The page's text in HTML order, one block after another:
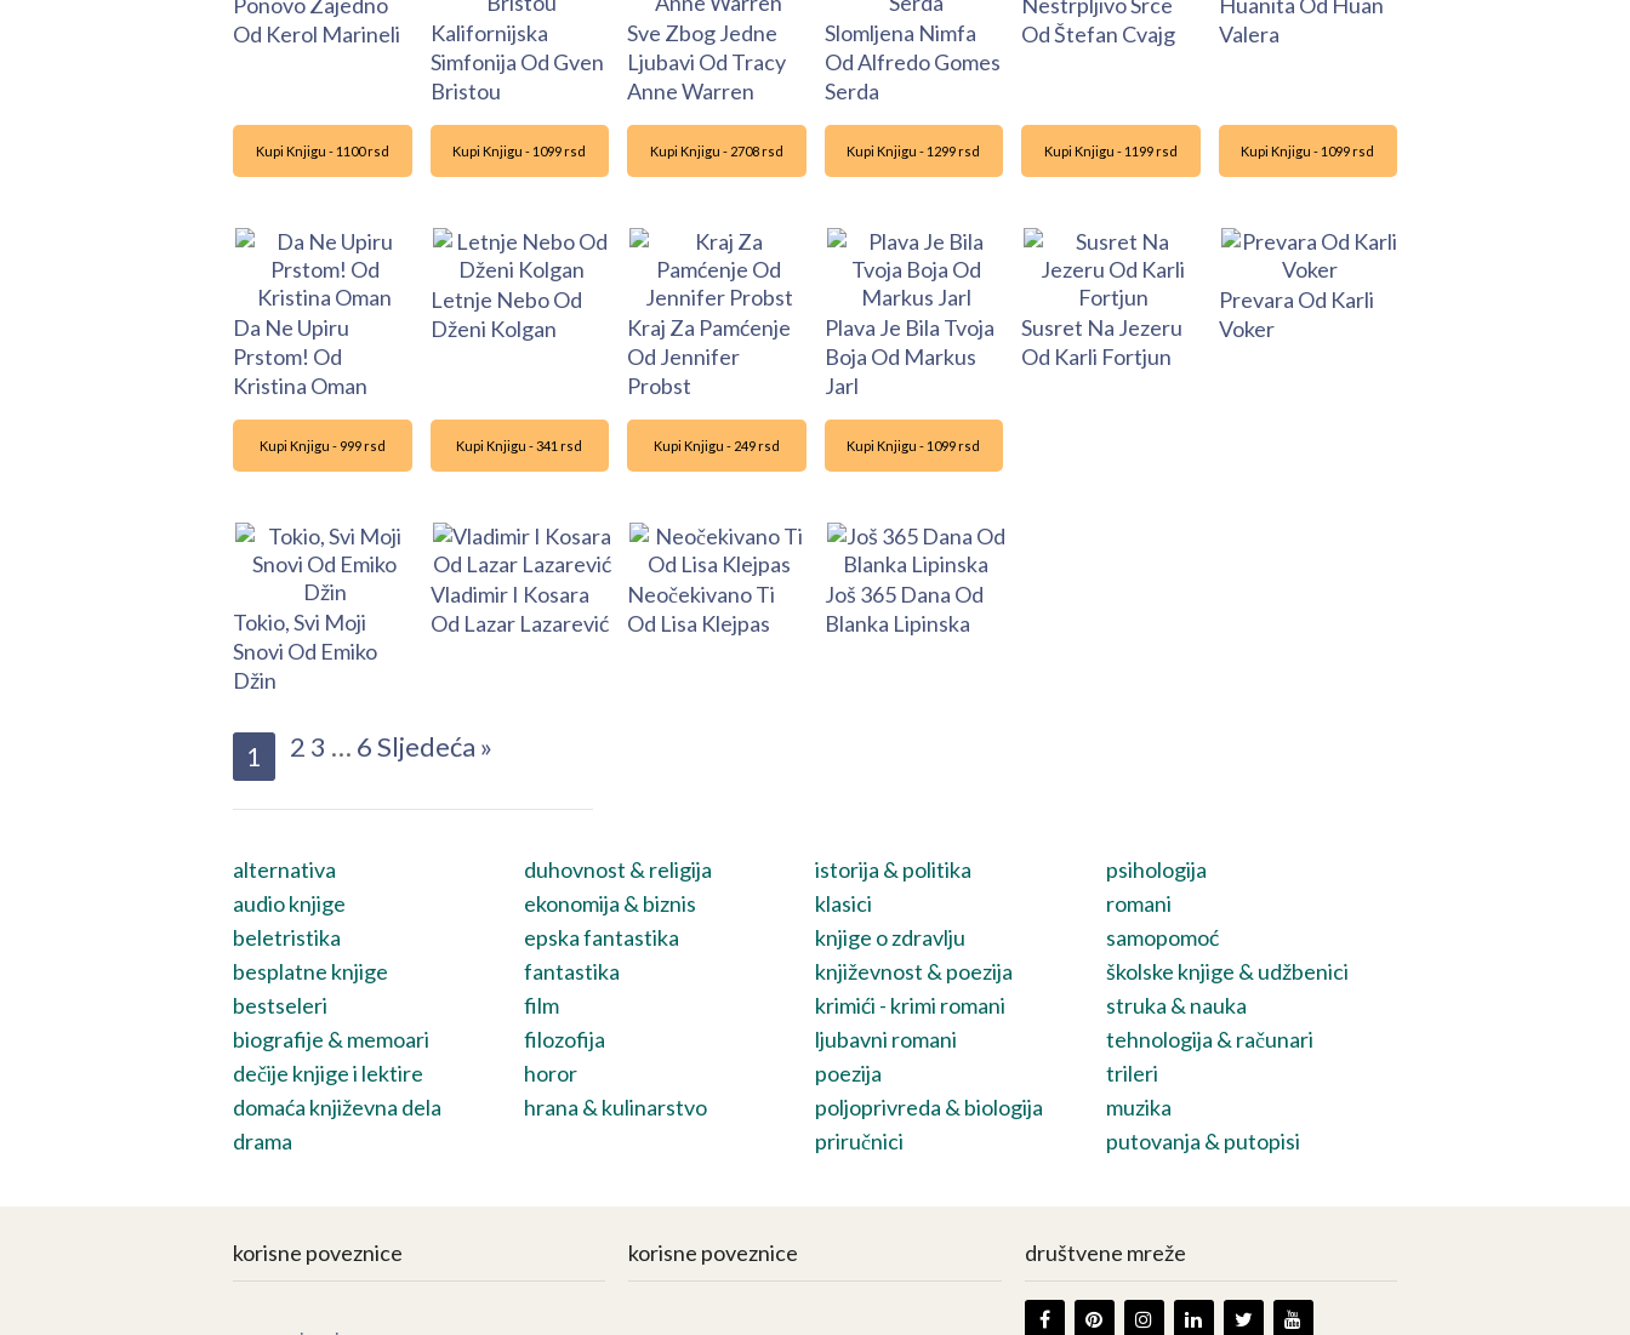
Od Kerol Marineli
Kalifornijska
Simfonija Od Gven
Bristou
Sve Zbog Jedne
Ljubavi Od Tracy
Anne Warren
Slomljena Nimfa
Od Alfredo Gomes
Serda
Od Štefan Cvajg
Valera
Kupi Knjigu - 1100 rsd
Da Ne Upiru
Prstom! Od
Kristina Oman
Kupi Knjigu - 1099 rsd
Letnje Nebo Od
Dženi Kolgan
Kupi Knjigu - 2708 rsd
Kraj Za Pamćenje
Od Jennifer
Probst
Kupi Knjigu - 1299 rsd
Plava Je Bila Tvoja
Boja Od Markus
Jarl
Kupi Knjigu - 1199 rsd
Susret Na Jezeru
Od Karli Fortjun
Kupi Knjigu - 1099 rsd
Prevara Od Karli
Voker
Kupi Knjigu - 999 rsd
Tokio, Svi Moji
Snovi Od Emiko
Džin
Kupi Knjigu - 341 rsd
Vladimir I Kosara
Od Lazar Lazarević
Kupi Knjigu - 249 rsd
Neočekivano Ti
Od Lisa Klejpas
Kupi Knjigu - 1099 rsd
Još 365 Dana Od
Blanka Lipinska
1 2 3 … 6Sljedeća »
alternativa
audio knjige
beletristika
besplatne knjige
bestseleri
biografije & memoari
dečije knjige i lektire
domaća književna dela
drama
duhovnost & religija
ekonomija & biznis
epska fantastika
fantastika
film
filozofija
horor
hrana & kulinarstvo
istorija & politika
klasici
knjige o zdravlju
književnost & poezija
krimići - krimi romani
ljubavni romani
poezija
poljoprivreda & biologija
priručnici
psihologija
romani
samopomoć
školske knjige & udžbenici
struka & nauka
tehnologija & računari
trileri
muzika
putovanja & putopisi
korisne poveznice korisne poveznice društvene mreže